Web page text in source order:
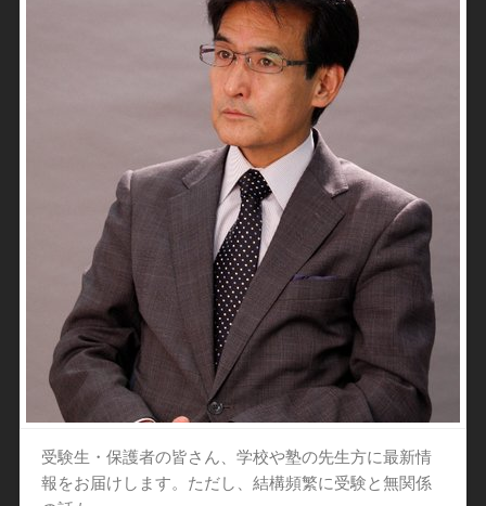
受験生・保護者の皆さん、学校や塾の先生方に最新情
報をお届けします。ただし、結構頻繁に受験と無関係